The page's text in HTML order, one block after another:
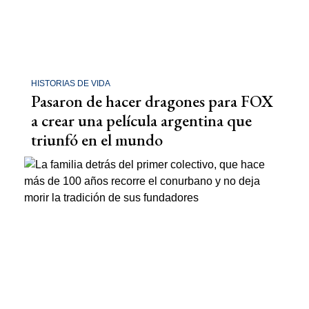
HISTORIAS DE VIDA
Pasaron de hacer dragones para FOX
a crear una película argentina que
triunfó en el mundo